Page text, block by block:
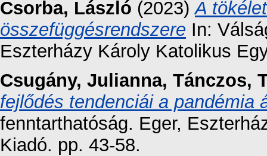
Csorba, László (2023)A
összefüggésrendszere In:
Eszterházy Károly Katolikus
Csugány, Julianna, Tánczos,
fejlődés tendenciái a pandémia
fenntarthatóság. Eger,
Kiadó. pp. 43-58.